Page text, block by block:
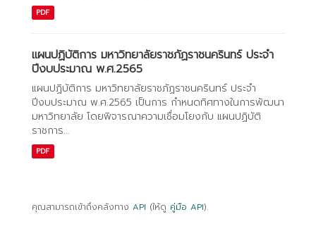
PDF
แผนปฏิบัติการ มหาวิทยาลัยราชภัฏราชนครินทร์ ประจำ
ปีงบประมาณ พ.ศ.2565
แผนปฏิบัติการ มหาวิทยาลัยราชภัฏราชนครินทร์ ประจำ
ปีงบประมาณ พ.ศ.2565 เป็นการ กำหนดทิศทางในการพัฒนา
มหาวิทยาลัย โดยพิจารณาความเชื่อมโยงกับ แผนปฏิบัติ
ราชการ...
PDF
คุณสามารถเข้าถึงคลังทาง API (ให้ดู คู่มือ API).